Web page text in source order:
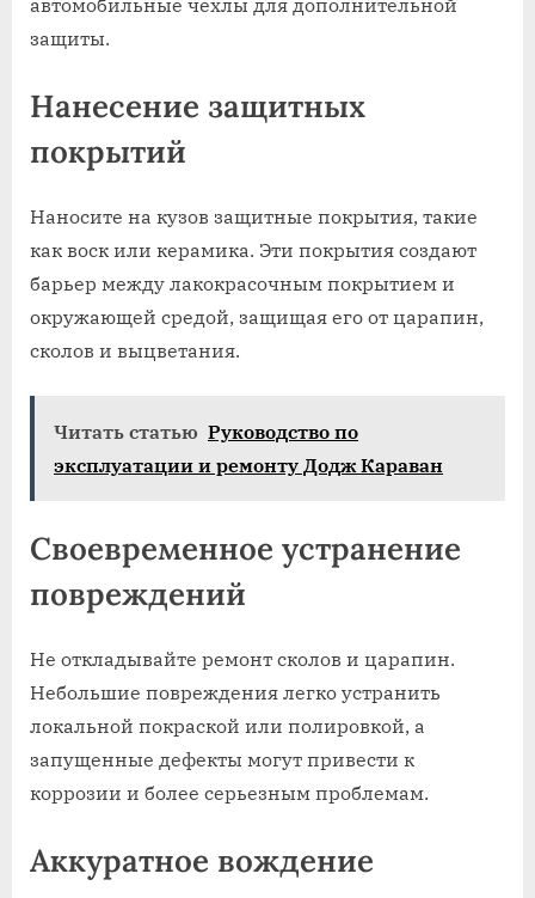
автомобильные чехлы для дополнительной
защиты.
Нанесение защитных
покрытий
Наносите на кузов защитные покрытия‚ такие
как воск или керамика. Эти покрытия создают
барьер между лакокрасочным покрытием и
окружающей средой‚ защищая его от царапин‚
сколов и выцветания.
Читать статью Руководство по
эксплуатации и ремонту Додж Караван
Своевременное устранение
повреждений
Не откладывайте ремонт сколов и царапин.
Небольшие повреждения легко устранить
локальной покраской или полировкой‚ а
запущенные дефекты могут привести к
коррозии и более серьезным проблемам.
Аккуратное вождение